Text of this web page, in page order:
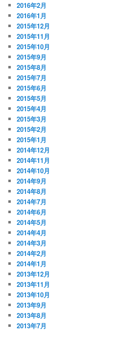
2016年2月
2016年1月
2015年12月
2015年11月
2015年10月
2015年9月
2015年8月
2015年7月
2015年6月
2015年5月
2015年4月
2015年3月
2015年2月
2015年1月
2014年12月
2014年11月
2014年10月
2014年9月
2014年8月
2014年7月
2014年6月
2014年5月
2014年4月
2014年3月
2014年2月
2014年1月
2013年12月
2013年11月
2013年10月
2013年9月
2013年8月
2013年7月